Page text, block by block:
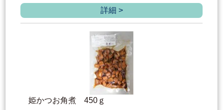
詳細 >
姫かつお角煮 450ｇ